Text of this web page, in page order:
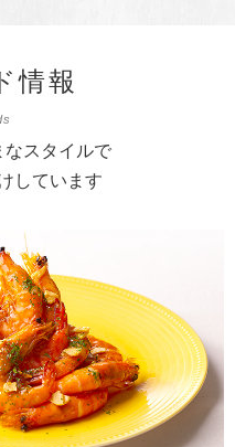
情報
なスタイルで
しています